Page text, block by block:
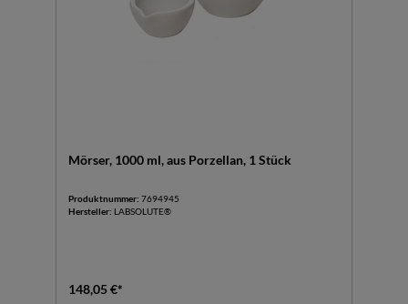
Mörser, 1000 ml, aus Porzellan, 1 Stück
Produktnummer: 7694945
Hersteller: LABSOLUTE®
148,05 €*